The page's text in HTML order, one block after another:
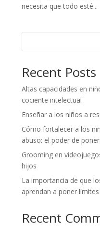
necesita que todo esté...
Recent Posts
Altas capacidades en
cociente intelectual
Enseñar a los niños a
Cómo fortalecer a los
abuso: el poder de
Grooming en
hijos
La importancia de que
aprendan a poner límites
Recent